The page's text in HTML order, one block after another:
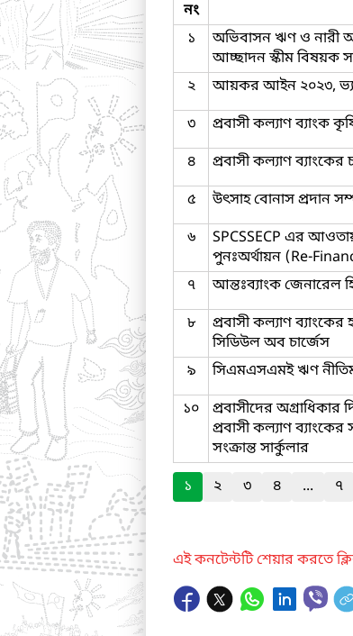
নং
১
অভিবাসন ঋণ ও নারী
আচ্ছাদন স্কীম বিষয়ক
২ আয়কর আইন ২০২৩,
৩
প্রবাসী কল্যাণ ব্যাংক
৪
প্রবাসী কল্যাণ ব্যাংকের
৫
উৎসাহ বোনাস প্রদান
৬
SPCSSECP এর
পুনঃঅর্থায়ন (Re-
৭ আন্তঃব্যাংক জেনারেল
৮
প্রবাসী কল্যাণ
সিডিউল অব চার্জেস
৯ সিএমএসএমই ঋণ
১০
প্রবাসীদের
প্রবাসী কল্যাণ
সংক্রান্ত সার্কুলার
১ ২ ৩ ৪ ... ৭
এই কনটেন্টটি শেয়ার করতে